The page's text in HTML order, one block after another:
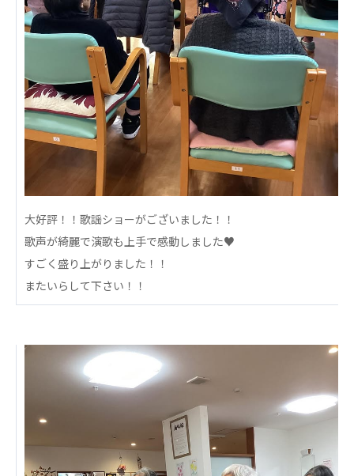
社会福祉法人 福ふく
福ふく
株式会社 せきれい
せきれい
社会福祉法人 心の会
心の会
医療（共に生きる仲間達）
医療法人社団 美翔会
聖心美容クリニック
S-Labo（渋谷院）
医療法人社団 デンタルケアコミュニティ
フォレストデンタルクリニック
医療法人 共生会
医療法人社団 鴻愛会
こうのす共生病院
こうのすナーシングホーム共生園
あげお共生の家
大好評！！歌謡ショーがございました！！
歌声が綺麗で演歌も上手で感動しました♥
すごく盛り上がりました！！
またいらして下さい！！